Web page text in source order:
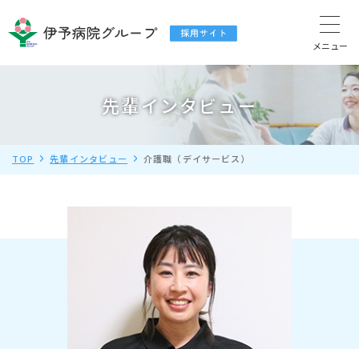
先輩インタビュー
TOP 先輩インタビュー 介護職（デイサービス）